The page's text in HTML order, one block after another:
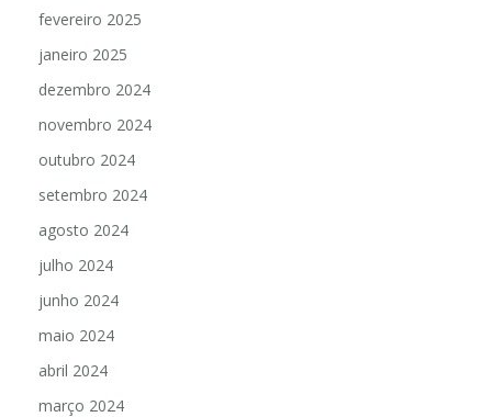
fevereiro 2025
janeiro 2025
dezembro 2024
novembro 2024
outubro 2024
setembro 2024
agosto 2024
julho 2024
junho 2024
maio 2024
abril 2024
março 2024